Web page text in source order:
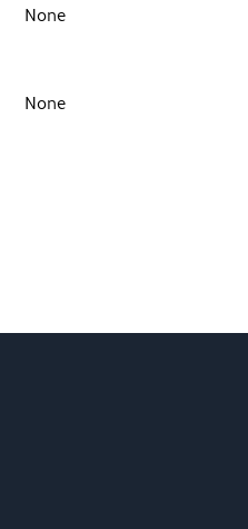
None
None